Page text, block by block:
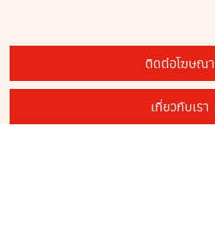
ติดต่อโฆษณา
เกี่ยวกับเรา